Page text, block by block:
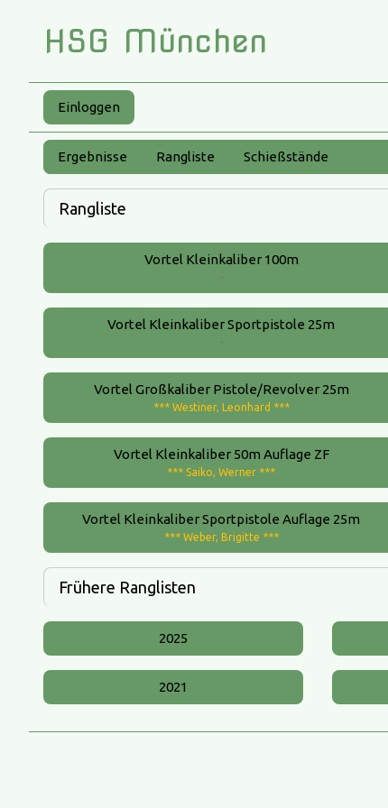
HSG München
Einloggen
Ergebnisse Rangliste Schießstände
Rangliste
Vortel Kleinkaliber 100m
-
Vortel Kleinkaliber Sportpistole 25m
-
Vortel Großkaliber Pistole/Revolver 25m
*** Westiner, Leonhard ***
Vortel Kleinkaliber 50m Auflage ZF
*** Saiko, Werner ***
Vortel Kleinkaliber Sportpistole Auflage 25m
*** Weber, Brigitte ***
Frühere Ranglisten
2025
2021